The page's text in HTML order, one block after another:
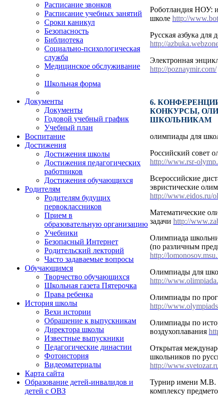
Расписание звонков
Расписание учебных занятий
Сроки каникул
Безопасность
Библиотека
Социально-психологическая
служба
Медицинское обслуживание
Школьная форма
Документы
Документы
Годовой учебный график
Учебный план
Воспитание
Достижения
Достижения школы
Достижения педагогических
работников
Достижения обучающихся
Родителям
Родителям будущих
первоклассников
Прием в
образовательную организацию
Учебники
Безопасный Интернет
Родительский лекторий
Часто задаваемые вопросы
Обучающимся
Творчество обучающихся
Школьная газета Пятерочка
Права ребенка
История школы
Вехи истории
Обращение к выпускникам
Директора школы
Известные выпускники
Педагогические династии
Фотоистория
Видеоматериалы
Карта сайта
Образование детей-инвалидов и
детей с ОВЗ
Роботландия НОУ:
школе http://
Русская азбука
http://
Электронная
http://poznaymir.com/
6.
КОНКУРСЫ,
ШКОЛЬНИКАМ
олимпиады для
Российский совет
http://www.rsr-
Всероссийские
эвристические
http://www.eidos.ru/
Математические
задачи http://
Олимпиада
(по различным
http://
Олимпиады для
http://
Олимпиады по
http://
Олимпиады по
воздухоплавания
Открытая
школьников по
http://
Турнир имени М.В.
комплексу